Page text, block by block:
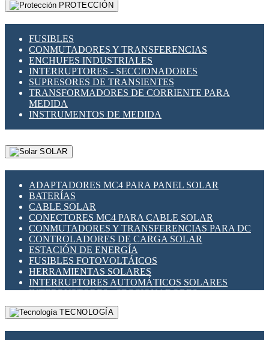
PROTECCIÓN
FUSIBLES
CONMUTADORES Y TRANSFERENCIAS
ENCHUFES INDUSTRIALES
INTERRUPTORES - SECCIONADORES
SUPRESORES DE TRANSIENTES
TRANSFORMADORES DE CORRIENTE PARA
MEDIDA
INSTRUMENTOS DE MEDIDA
SOLAR
ADAPTADORES MC4 PARA PANEL SOLAR
BATERÍAS
CABLE SOLAR
CONECTORES MC4 PARA CABLE SOLAR
CONMUTADORES Y TRANSFERENCIAS PARA DC
CONTROLADORES DE CARGA SOLAR
ESTACIÓN DE ENERGÍA
FUSIBLES FOTOVOLTÁICOS
HERRAMIENTAS SOLARES
INTERRUPTORES AUTOMÁTICOS SOLARES
INTERRUPTORES - SECCIONADORES
FOTOVOLTÁICOS
MONTAJE PANEL SOLAR
TECNOLOGÍA